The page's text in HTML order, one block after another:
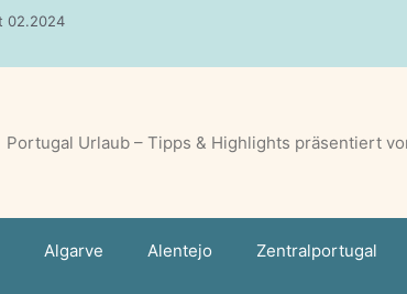
02.2024
Portugal Urlaub – Tipps & Highlights präsentiert
Algarve Alentejo Zentralportugal